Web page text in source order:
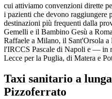
cui attiviamo convenzioni dirette
i pazienti che devono raggiungere
destinazioni più frequenti dalla
Gemelli e il Bambino Gesù a
Raffaele a Milano, il Sant'Orsola
l'IRCCS Pascale di Napoli e —
Lecce per la Puglia, di Matera e
Taxi sanitario a
Pizzoferrato